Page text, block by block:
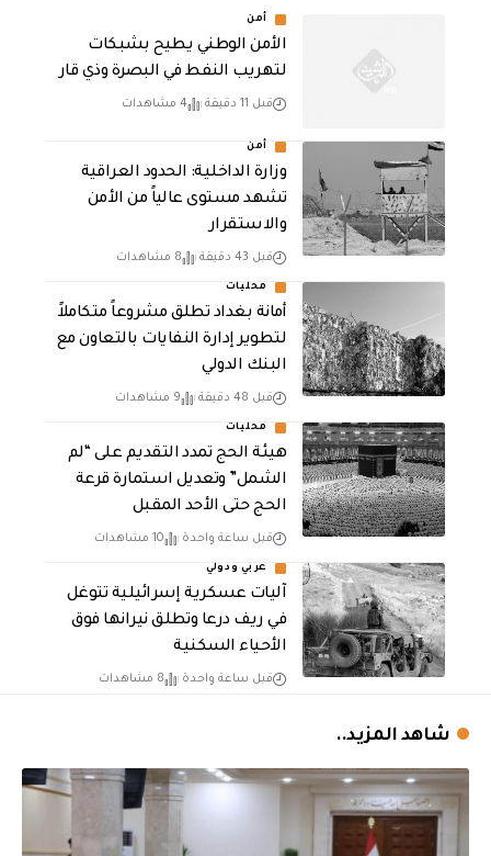
أمن
الأمن الوطني يطيح بشبكات
لتهريب النفط في البصرة وذي قار
قبل 11 دقيقة 4 مشاهدات
أمن
وزارة الداخلية: الحدود العراقية
تشهد مستوى عالياً من الأمن
والاستقرار
قبل 43 دقيقة 8 مشاهدات
محليات
أمانة بغداد تطلق مشروعاً متكاملاً
لتطوير إدارة النفايات بالتعاون مع
البنك الدولي
قبل 48 دقيقة 9 مشاهدات
محليات
هيئة الحج تمدد التقديم على “لم
الشمل” وتعديل استمارة قرعة
الحج حتى الأحد المقبل
قبل ساعة واحدة 10 مشاهدات
عربي ودولي
آليات عسكرية إسرائيلية تتوغل
في ريف درعا وتطلق نيرانها فوق
الأحياء السكنية
قبل ساعة واحدة 8 مشاهدات
شاهد المزيد..